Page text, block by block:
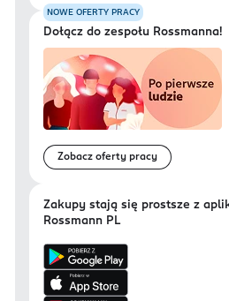
NOWE OFERTY PRACY
Dołącz do zespołu Rossmanna!
Zobacz oferty pracy
Zakupy stają się prostsze z
Rossmann PL